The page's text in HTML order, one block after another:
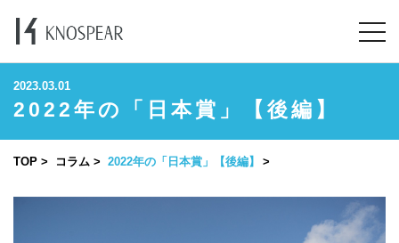
2023.03.01
2022年の「日本賞」【後編】
TOP コラム 2022年の「日本賞」【後編】